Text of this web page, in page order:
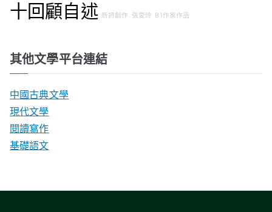
十回顧自述 新詩創作 張愛玲 B1作家作品
其他文學平台連結
中國古典文學
現代文學
閱讀寫作
基礎語文